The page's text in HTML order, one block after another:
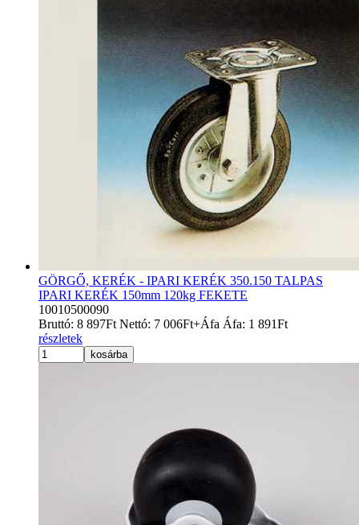
GÖRGŐ, KERÉK - IPARI KERÉK 350.150 TALPAS
IPARI KERÉK 150mm 120kg FEKETE
10010500090
Bruttó: 8 897Ft Nettó: 7 006Ft+Áfa Áfa: 1 891Ft
részletek
kosárba